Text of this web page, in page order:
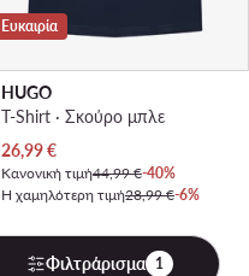
Ευκαιρία
HUGO
T-Shirt · Σκούρο μπλε
Τρέχουσα τιμή
26,99€
Κανονική τιμή44,99 €-40%
Η χαμηλότερη τιμή28,99 €-6%
Φιλτράρισμα 1